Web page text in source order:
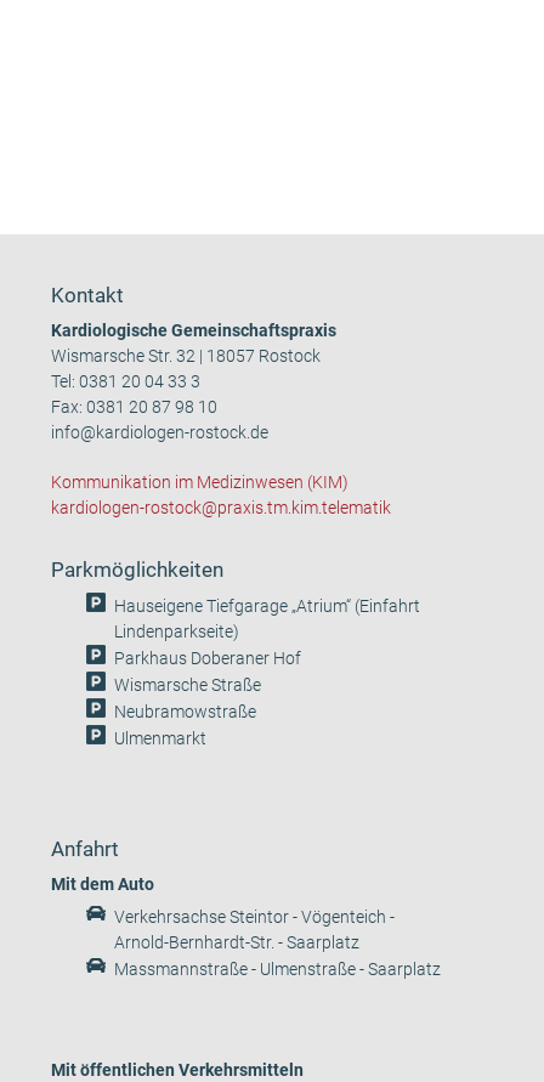
Kontakt
Kardiologische Gemeinschaftspraxis
Wismarsche Str. 32 | 18057 Rostock
Tel:0381 20 04 33 3
Fax: 0381 20 87 98 10
info@kardiologen-rostock.de
Kommunikation im Medizinwesen (KIM)
kardiologen-rostock@praxis.tm.kim.telematik
Parkmöglichkeiten
Hauseigene Tiefgarage „Atrium“ (Einfahrt
Lindenparkseite)
Parkhaus Doberaner Hof
Wismarsche Straße
Neubramowstraße
Ulmenmarkt
Anfahrt
Mit dem Auto
Verkehrsachse Steintor - Vögenteich -
Arnold-Bernhardt-Str. - Saarplatz
Massmannstraße - Ulmenstraße - Saarplatz
Mit öffentlichen Verkehrsmitteln